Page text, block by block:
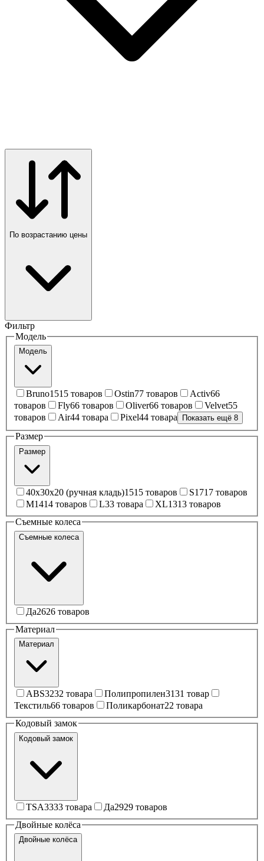
По возрастанию цены
Фильтр
Модель
Модель
Bruno1515 товаров Ostin77 товаров Activ66
товаров
Fly66 товаров Oliver66 товаров Velvet55
товаров
Air44 товара Pixel44 товара Показать ещё 8
Размер
Размер
40x30x20 (ручная кладь)1515 товаров S1717 товаров
M1414 товаров L33 товара XL1313 товаров
Съемные колеса
Съемные колеса
Да2626 товаров
Материал
Материал
ABS3232 товара Полипропилен3131 товар
Текстиль66 товаров Поликарбонат22 товара
Кодовый замок
Кодовый замок
TSA3333 товара Да2929 товаров
Двойные колёса
Двойные колёса